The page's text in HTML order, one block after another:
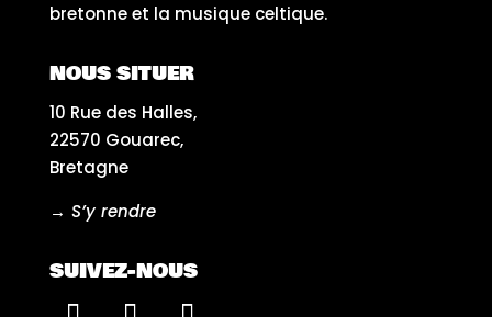
bretonne et la musique celtique.
NOUS SITUER
10 Rue des Halles,
22570 Gouarec,
Bretagne
→ S’y rendre
SUIVEZ-NOUS